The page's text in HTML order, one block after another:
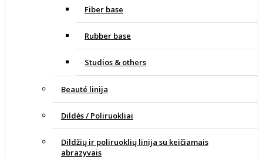
Fiber base
Rubber base
Studios & others
Beauté linija
Dildės / Poliruokliai
Dildžių ir poliruoklių linija su keičiamais
abrazyvais